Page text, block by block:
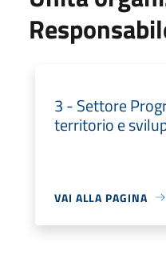
3 - Settore
territorio e
VAI ALLA PAGINA